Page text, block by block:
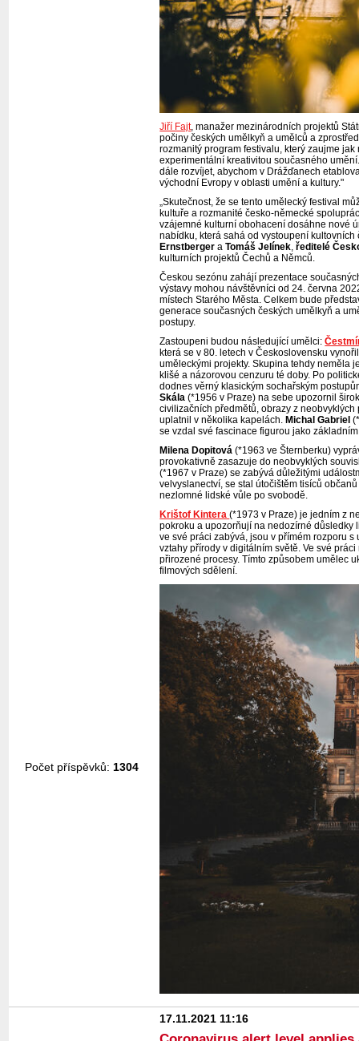
Jiří Fajt, manažer mezinárodních projektů
počiny českých umělkyň a umělců a
rozmanitý program festivalu, který zaujme
experimentální kreativitou současného
dále rozvíjet, abychom v Drážďanech
východní Evropy v oblasti umění a kultury."
„Skutečnost, že se tento umělecký festival
kultuře a rozmanité česko-německé
vzájemné kulturní obohacení dosáhne nové
nabídku, která sahá od vystoupení
ErnstbergeraTomáš Jelínek ,ředitelé
kulturních projektů Čechů a Němců.
Českou sezónu zahájí prezentace
výstavy mohou návštěvníci od 24. června
místech Starého Města. Celkem bude
generace současných českých umělkyň a
postupy.
Zastoupeni budou následující umělci:
která se v 80. letech v Československu
uměleckými projekty. Skupina tehdy neměla
klišé a názorovou cenzuru té doby. Po
dodnes věrný klasickým sochařským
Skála(*1956 v Praze) na sebe upozornil
civilizačních předmětů, obrazy z
uplatnil v několika kapelách.Michal Gabriel
se vzdal své fascinace figurou jako
Milena Dopitová(*1963 ve Šternberku)
provokativně zasazuje do neobvyklých
(*1967 v Praze) se zabývá důležitými
velvyslanectví, se stal útočištěm tisíců
nezlomné lidské vůle po svobodě.
Krištof Kintera(*1973 v Praze) je jedním z
pokroku a upozorňují na nedozírné důsledky
ve své práci zabývá, jsou v přímém rozporu
vztahy přírody v digitálním světě. Ve své
přirozené procesy. Tímto způsobem umělec
filmových sdělení.
Počet příspěvků: 1304
17.11.2021 11:16